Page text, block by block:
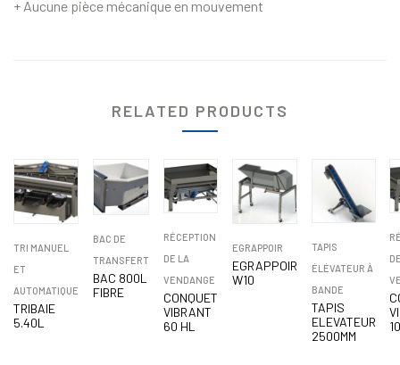
+ Aucune pièce mécanique en mouvement
RELATED PRODUCTS
TRI MANUEL
ET
AUTOMATIQUE
TRIBAIE
5.40L
BAC DE
TRANSFERT
BAC 800L
FIBRE
RÉCEPTION
DE LA
VENDANGE
CONQUET
VIBRANT
60 HL
EGRAPPOIR
EGRAPPOIR
W10
TAPIS
ÉLÉVATEUR À
BANDE
TAPIS
ELEVATEUR
2500MM